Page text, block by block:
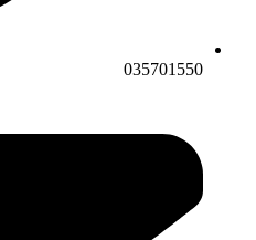
035701550